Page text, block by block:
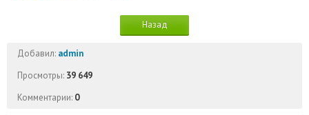
Назад
Добавил: admin
Просмотры: 39 649
Комментарии: 0